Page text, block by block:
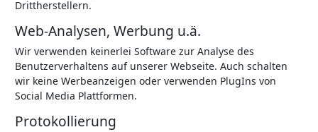
Drittherstellern.
Web-Analysen, Werbung u.ä.
Wir verwenden keinerlei Software zur Analyse des
Benutzerverhaltens auf unserer Webseite. Auch schalten
wir keine Werbeanzeigen oder verwenden PlugIns von
Social Media Plattformen.
Protokollierung